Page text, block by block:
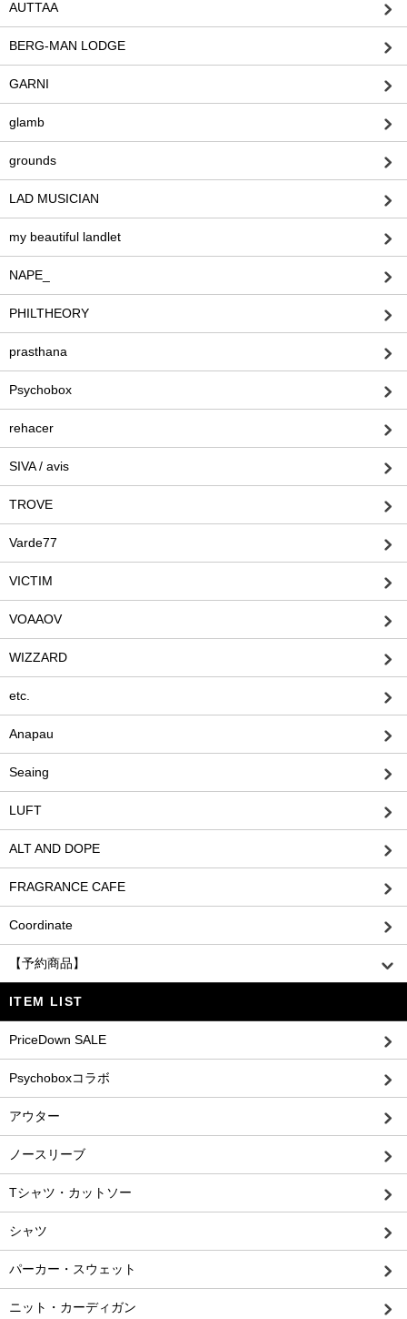
AUTTAA
BERG-MAN LODGE
GARNI
glamb
grounds
LAD MUSICIAN
my beautiful landlet
NAPE_
PHILTHEORY
prasthana
Psychobox
rehacer
SIVA / avis
TROVE
Varde77
VICTIM
VOAAOV
WIZZARD
etc.
Anapau
Seaing
LUFT
ALT AND DOPE
FRAGRANCE CAFE
Coordinate
【予約商品】
ITEM LIST
PriceDown SALE
Psychoboxコラボ
アウター
ノースリーブ
Tシャツ・カットソー
シャツ
パーカー・スウェット
ニット・カーディガン